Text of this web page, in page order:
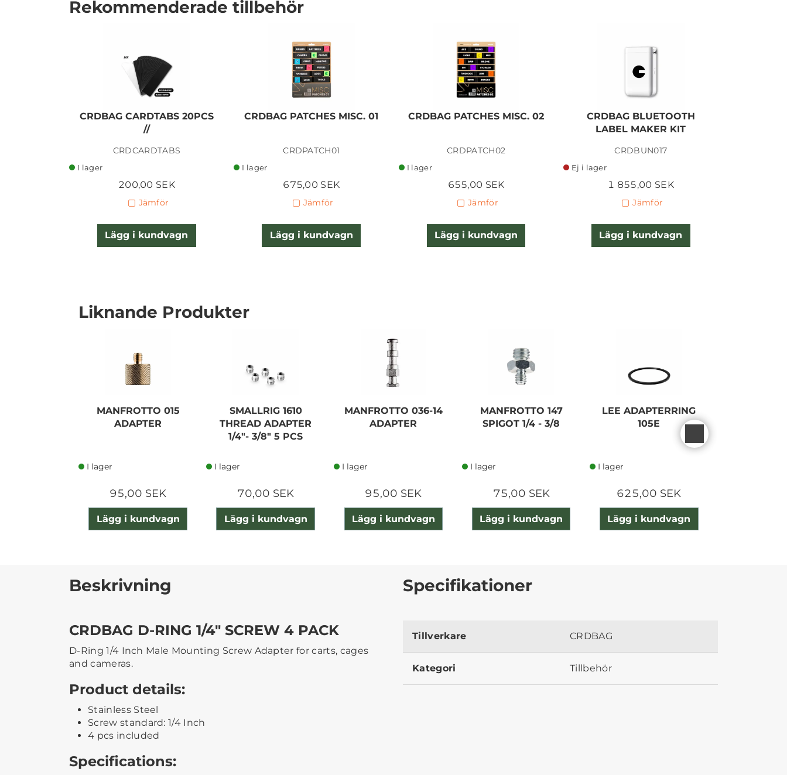
CRDBAG GRID LID CARRY
Rekommenderade tillbehör
CRDBAG CARDTABS 20PCS
//
CRDCARDTABS
I lager
200,00 SEK
Jämför
Lägg i kundvagn
CRDBAG PATCHES MISC. 01
CRDPATCH01
I lager
675,00 SEK
Jämför
Lägg i kundvagn
CRDBAG PATCHES MISC. 02
CRDPATCH02
I lager
655,00 SEK
Jämför
Lägg i kundvagn
CRDBAG BLUETOOTH
LABEL MAKER KIT
CRDBUN017
Ej i lager
1 855,00 SEK
Jämför
Lägg i kundvagn
Liknande Produkter
MANFROTTO 015
ADAPTER
I lager
95,00 SEK
Lägg i kundvagn
SMALLRIG 1610
THREAD ADAPTER
1/4"- 3/8" 5 PCS
I lager
70,00 SEK
Lägg i kundvagn
MANFROTTO 036-14
ADAPTER
I lager
95,00 SEK
Lägg i kundvagn
MANFROTTO 147
SPIGOT 1/4 - 3/8
I lager
75,00 SEK
Lägg i kundvagn
LEE ADAPTERRING
105E
I lager
625,00 SEK
Lägg i kundvagn
Beskrivning
CRDBAG D-RING 1/4" SCREW 4 PACK
D-Ring 1/4 Inch Male Mounting Screw Adapter for carts, cages
and cameras.
Product details:
Stainless Steel
Screw standard: 1/4 Inch
4 pcs included
Specifications:
Specifikationer
Tillverkare CRDBAG
Kategori Tillbehör